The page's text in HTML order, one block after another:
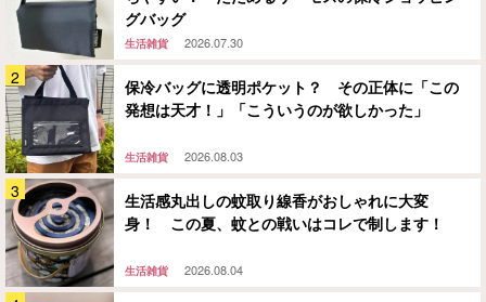
グバッグ
生活雑貨 2026.07.30
保冷バッグに透明ポケット？ その正体に「この
発想は天才！」「こういうのが欲しかった」
生活雑貨 2026.08.03
生活感丸出しの蚊取り線香がおしゃれに大変
身！ この夏、蚊との戦いはコレで制します！
生活雑貨 2026.08.04